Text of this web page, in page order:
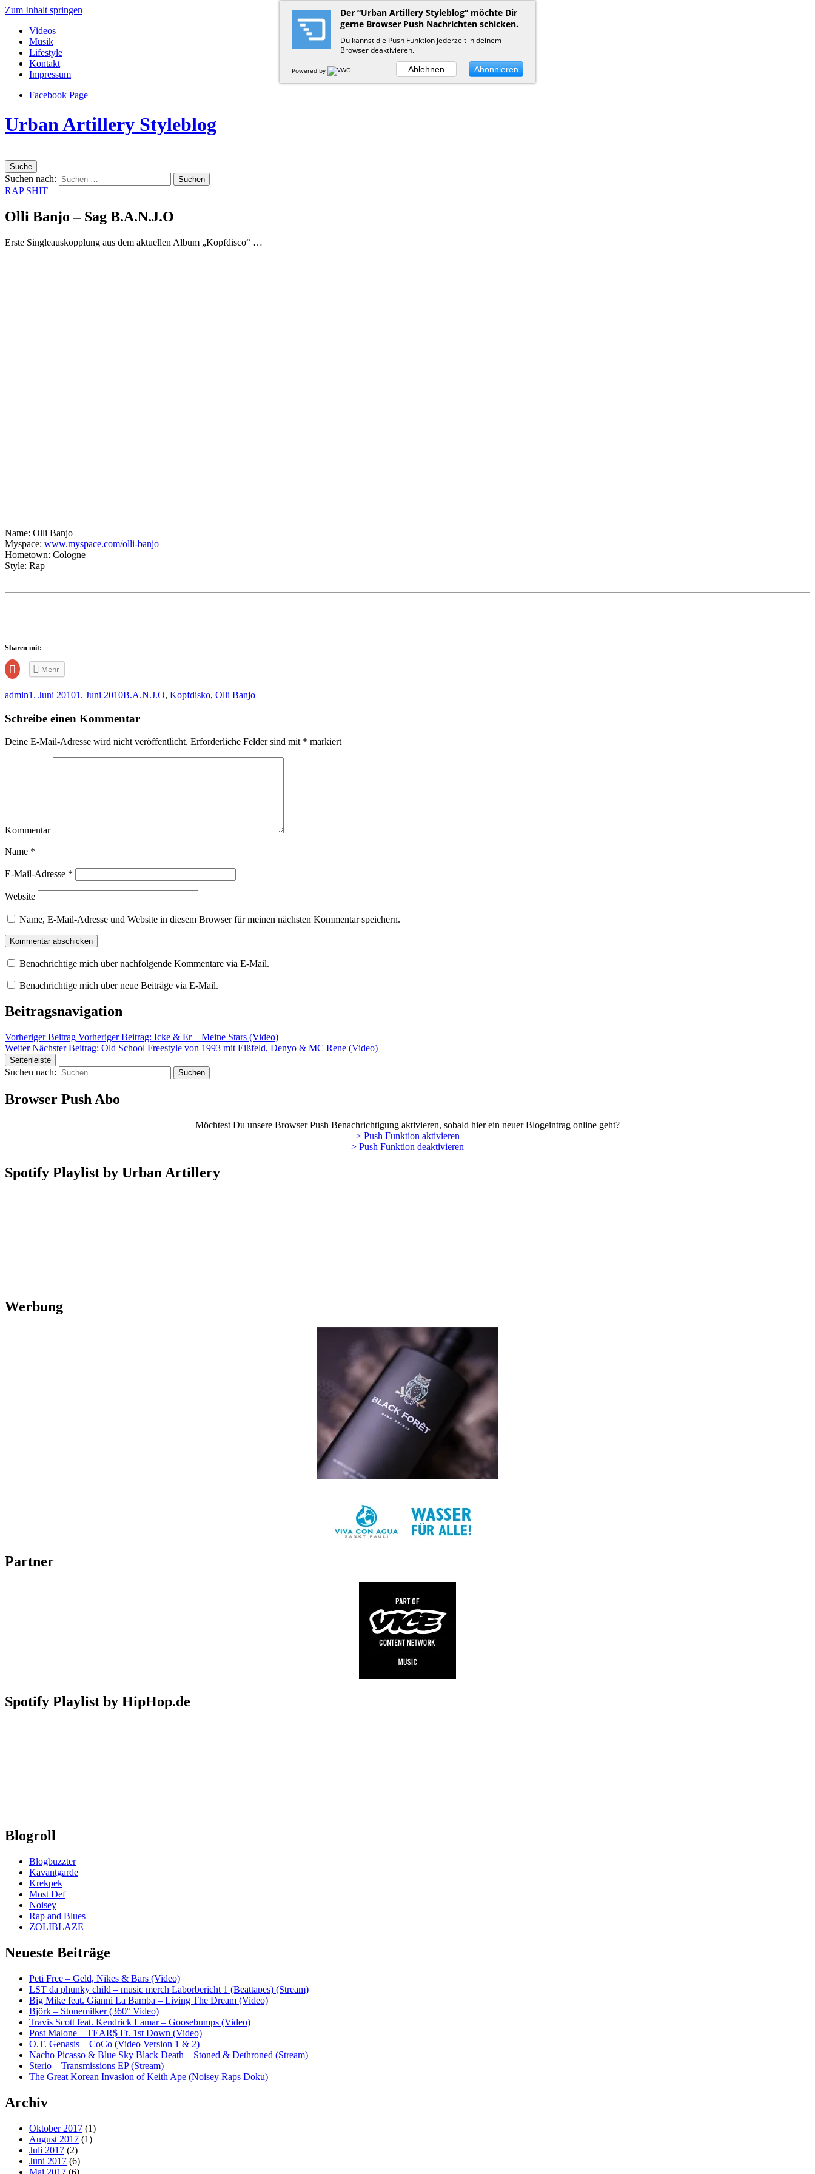
Zum Inhalt springen
Videos
Musik
Lifestyle
Kontakt
Impressum
Facebook Page
Urban Artillery Styleblog
Suche
Suchen nach:
RAP SHIT
Olli Banjo – Sag B.A.N.J.O
Erste Singleauskopplung aus dem aktuellen Album „Kopfdisco“ …
Name: Olli Banjo
Myspace: www.myspace.com/olli-banjo
Hometown: Cologne
Style: Rap
Sharen mit:
Zum
Teilen
anklicken
neuem
Fenster
Mehr
admin1. Juni 20101. Juni 2010B.A.N.J.O, Kopfdisko, Olli Banjo
Schreibe einen Kommentar
Deine E-Mail-Adresse wird nicht veröffentlicht. Erforderliche Felder sind mit * markiert
Kommentar
Name *
E-Mail-Adresse *
Website
Name, E-Mail-Adresse und Website in diesem Browser für meinen nächsten Kommentar speichern.
Benachrichtige mich über nachfolgende Kommentare via E-Mail.
Benachrichtige mich über neue Beiträge via E-Mail.
Beitragsnavigation
Vorheriger Beitrag Vorheriger Beitrag: Icke & Er – Meine Stars (Video)
Weiter Nächster Beitrag: Old School Freestyle von 1993 mit Eißfeld, Denyo & MC Rene (Video)
Seitenleiste
Suchen nach:
Browser Push Abo
Möchtest Du unsere Browser Push Benachrichtigung aktivieren, sobald hier ein neuer Blogeintrag online geht?
> Push Funktion aktivieren
> Push Funktion deaktivieren
Spotify Playlist by Urban Artillery
Werbung
Partner
Spotify Playlist by HipHop.de
Blogroll
Blogbuzzter
Kavantgarde
Krekpek
Most Def
Noisey
Rap and Blues
ZOLIBLAZE
Neueste Beiträge
Peti Free – Geld, Nikes & Bars (Video)
LST da phunky child – music merch Laborbericht 1 (Beattapes) (Stream)
Big Mike feat. Gianni La Bamba – Living The Dream (Video)
Björk – Stonemilker (360° Video)
Travis Scott feat. Kendrick Lamar – Goosebumps (Video)
Post Malone – TEAR$ Ft. 1st Down (Video)
O.T. Genasis – CoCo (Video Version 1 & 2)
Nacho Picasso & Blue Sky Black Death – Stoned & Dethroned (Stream)
Sterio – Transmissions EP (Stream)
The Great Korean Invasion of Keith Ape (Noisey Raps Doku)
Archiv
Oktober 2017 (1)
August 2017 (1)
Juli 2017 (2)
Juni 2017 (6)
Mai 2017 (6)
Der “Urban Artillery Styleblog” möchte Dir
gerne Browser Push Nachrichten schicken.
Du kannst die Push Funktion jederzeit in deinem
Browser deaktivieren.
Powered by Ablehnen Abonnieren